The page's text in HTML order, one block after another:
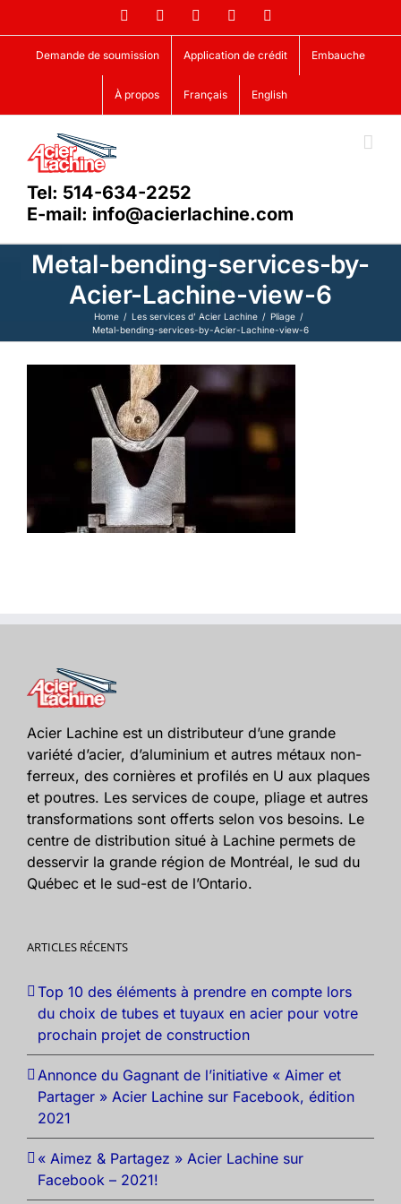
to
content
FacebookLinkedIn YouTube
Demande de soumission Application de crédit Embauche
À propos Français English
Tel: 514-634-2252
E-mail: info@acierlachine.com
Metal-bending-services-by-
Acier-Lachine-view-6
Home Les services d’ Acier Lachine
Pliage
Metal-bending-services-by-Acier-Lachine-view-6
Acier Lachine est un distributeur d’une grande
variété d’acier, d’aluminium et autres métaux non-
ferreux, des cornières et profilés en U aux plaques
et poutres. Les services de coupe, pliage et autres
transformations sont offerts selon vos besoins. Le
centre de distribution situé à Lachine permets de
desservir la grande région de Montréal, le sud du
Québec et le sud-est de l’Ontario.
ARTICLES RÉCENTS
Top 10 des éléments à prendre en compte lors
du choix de tubes et tuyaux en acier pour votre
prochain projet de construction
Annonce du Gagnant de l’initiative « Aimer et
Partager » Acier Lachine sur Facebook, édition
2021
« Aimez & Partagez » Acier Lachine sur
Facebook – 2021!